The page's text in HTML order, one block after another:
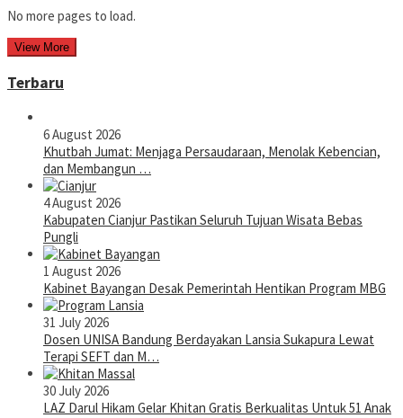
No more pages to load.
View More
Terbaru
6 August 2026
Khutbah Jumat: Menjaga Persaudaraan, Menolak Kebencian,
dan Membangun …
4 August 2026
Kabupaten Cianjur Pastikan Seluruh Tujuan Wisata Bebas
Pungli
1 August 2026
Kabinet Bayangan Desak Pemerintah Hentikan Program MBG
31 July 2026
Dosen UNISA Bandung Berdayakan Lansia Sukapura Lewat
Terapi SEFT dan M…
30 July 2026
LAZ Darul Hikam Gelar Khitan Gratis Berkualitas Untuk 51 Anak